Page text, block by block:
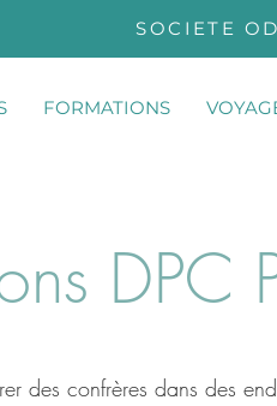
SOCIETE
FORMATIONS
DPC
des confrères dans des